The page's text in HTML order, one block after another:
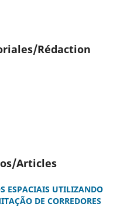
Rédaction
Articles
ESPACIAIS UTILIZANDO
DE CORREDORES